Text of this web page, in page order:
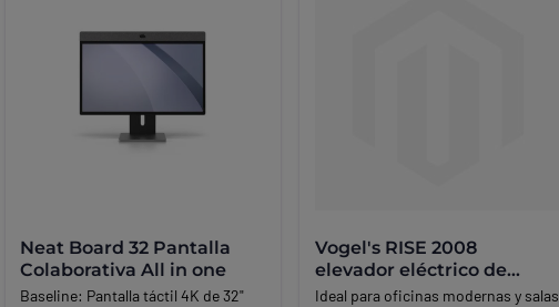
Neat Board 32 Pantalla
Colaborativa All in one
Baseline: Pantalla táctil 4K de 32"
Vogel's RISE 2008
elevador eléctrico de
suelo-pared para pantallas
Ideal para oficinas modernas y salas